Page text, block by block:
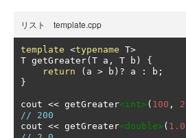
リスト template.cpp
template <typename T>
T getGreater( T a , T b )
{
return
( a > b )? a : b ;
}
cout << getGreater<int> ( 100 ,
// 200
cout << getGreater<double> ( 1.0